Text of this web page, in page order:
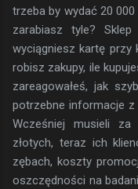
trzeba by wydać 20
zarabiasz tyle?
wyciągniesz kartę przy
robisz zakupy, ile
zareagowałeś, jak
potrzebne informacje z
Wcześniej musieli za
złotych, teraz ich
zębach, koszty
oszczędności na